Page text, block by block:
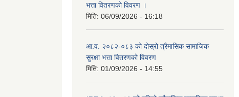
भत्ता वितरणको विवरण ।
मिति: 06/09/2026 - 16:18
आ.व. २०८२-०८३ को दोस्रो त्रैमासिक सामाजिक
सुरक्षा भत्ता वितरणको विवरण
मिति: 01/09/2026 - 14:55